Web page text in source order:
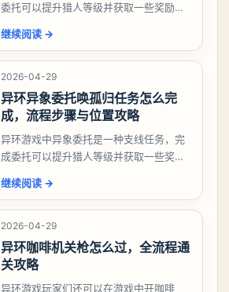
委托可以提升猎人等级并获取一些奖励，
么做，下面就来告诉大家。异环异象委托
祸兮洄游任务攻略
继续阅读 →
2026-04-29
异环异象委托唤孤归任务怎么完
成，流程步骤与位置攻略
异环游戏中异象委托是一种支线任务，完
成委托可以提升猎人等级并获取一些奖
么做，今天游戏熊就来告诉大家。异环异
象委托唤孤归任务攻
继续阅读 →
2026-04-29
异环咖啡机关枪怎么过，全流程通
关攻略
异环游戏玩家们还可以在游戏中开咖啡